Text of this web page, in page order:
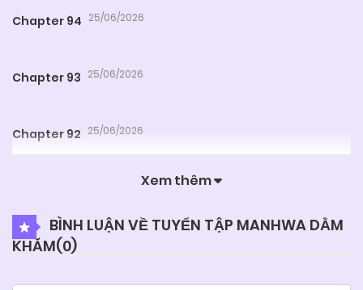
Chapter 94 25/06/2026
Chapter 93 25/06/2026
Chapter 92 25/06/2026
Chapter 90
Xem thêm
BÌNH LUẬN VỀ TUYỂN TẬP MANHWA DẰM
KHĂM(0)